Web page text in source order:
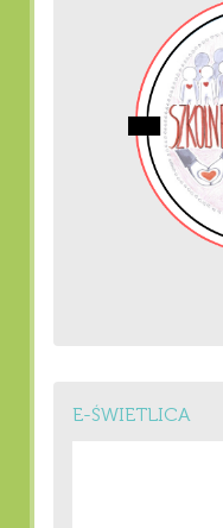
E-ŚWIETLICA